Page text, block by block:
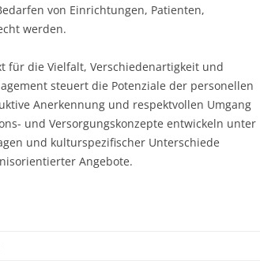
von Einrichtungen, Patienten,
werden.
für die Vielfalt, Verschiedenartigkeit und
steuert die Potenziale der personellen
Anerkennung und respektvollen Umgang
und Versorgungskonzepte entwickeln unter
und kulturspezifischer Unterschiede
Angebote.